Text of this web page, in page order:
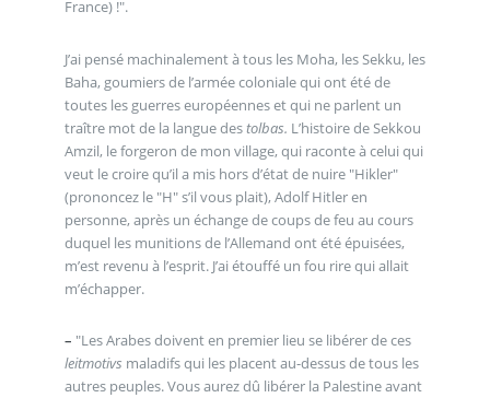
France) !".
J’ai pensé machinalement à tous les Moha, les Sekku, les
Baha, goumiers de l’armée coloniale qui ont été de
toutes les guerres européennes et qui ne parlent un
traître mot de la langue destolbas. L’histoire de Sekkou
Amzil, le forgeron de mon village, qui raconte à celui qui
veut le croire qu’il a mis hors d’état de nuire "Hikler"
(prononcez le "H" s’il vous plait), Adolf Hitler en
personne, après un échange de coups de feu au cours
duquel les munitions de l’Allemand ont été épuisées,
m’est revenu à l’esprit. J’ai étouffé un fou rire qui allait
m’échapper.
– "Les Arabes doivent en premier lieu se libérer de ces
leitmotivs maladifs qui les placent au-dessus de tous les
autres peuples. Vous aurez dû libérer la Palestine avant